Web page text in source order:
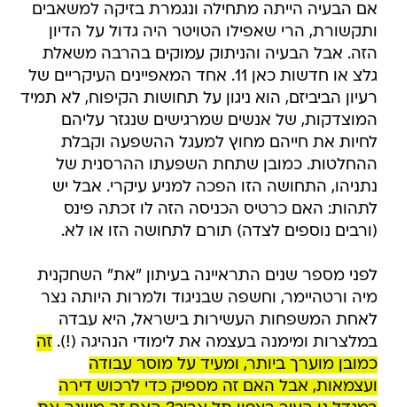
אם הבעיה הייתה מתחילה ונגמרת בזיקה למשאבים
ותקשורת, הרי שאפילו הטויטר היה גדול על הדיון
הזה. אבל הבעיה והניתוק עמוקים בהרבה משאלת
גלצ או חדשות כאן 11. אחד המאפיינים העיקריים של
רעיון הביביזם, הוא ניגון על תחושות הקיפוח, לא תמיד
המוצדקות, של אנשים שמרגישים שנגזר עליהם
לחיות את חייהם מחוץ למעגל ההשפעה וקבלת
ההחלטות. כמובן שתחת השפעתו ההרסנית של
נתניהו, התחושה הזו הפכה למניע עיקרי. אבל יש
לתהות: האם כרטיס הכניסה הזה לו זכתה פינס
(ורבים נוספים לצדה) תורם לתחושה הזו או לא.
לפני מספר שנים התראיינה בעיתון "את" השחקנית
מיה ורטהיימר, וחשפה שבניגוד ולמרות היותה נצר
לאחת המשפחות העשירות בישראל, היא עבדה
במלצרות ומימנה בעצמה את לימודי הנהיגה (!).זה
כמובן מוערך ביותר, ומעיד על מוסר עבודה
ועצמאות, אבל האם זה מספיק כדי לרכוש דירה